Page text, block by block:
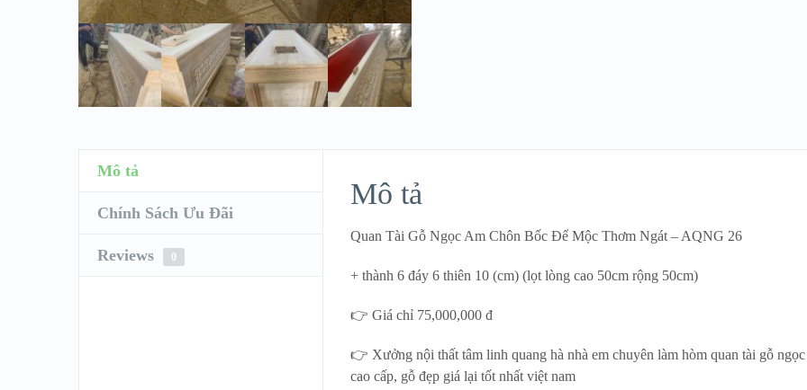
Mô tả
Chính Sách Ưu Đãi
Reviews 0
Mô tả
Quan Tài Gỗ Ngọc Am Chôn Bốc Để Mộc Thơm Ngát – AQNG 26
+ thành 6 đáy 6 thiên 10 (cm) (lọt lòng cao 50cm rộng 50cm)
👉 Giá chỉ 75,000,000 đ
👉 Xưởng nội thất tâm linh quang hà nhà em chuyên làm hòm quan tài gỗ
cao cấp, gỗ đẹp giá lại tốt nhất việt nam